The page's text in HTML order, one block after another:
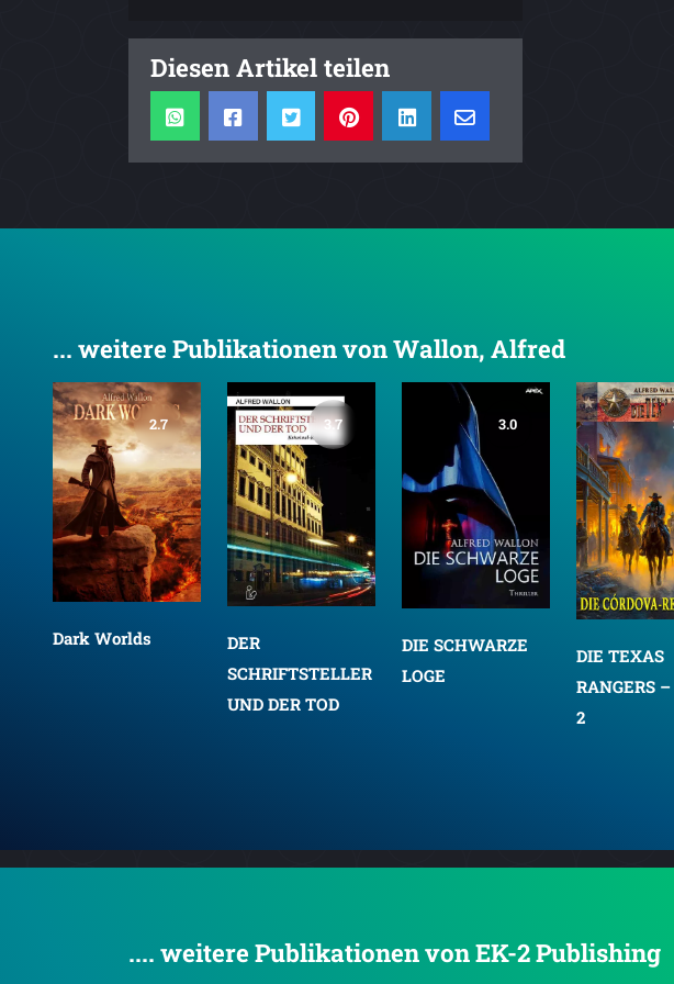
Diesen Artikel teilen
... weitere Publikationen von Wallon, Alfred
2.7
Dark Worlds
3.7
DER
SCHRIFTSTELLER
UND DER TOD
3.0
DIE SCHWARZE
LOGE
DIE TEXAS
RANGERS
2
.... weitere Publikationen von EK-2 Publishing